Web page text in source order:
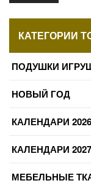
КАТЕГОРИИ
ПОДУШКИ
НОВЫЙ ГОД
КАЛЕНДАРИ
КАЛЕНДАРИ
МЕБЕЛЬНЫЕ